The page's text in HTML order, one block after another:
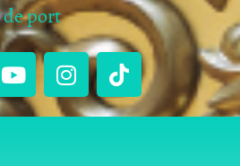
port